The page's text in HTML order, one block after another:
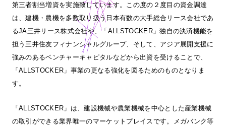
第三者割当増資を実施致しています。この度の２度目の資金調達
は、建機・農機を多数取り扱う日本有数の大手総合リース会社であ
るJA三井リース株式会社や、「ALLSTOCKER」独自の決済機能を
担う三井住友フィナンシャルグループ、そして、アジア展開支援に
強みのあるベンチャーキャピタルなどから出資を受けることで、
「ALLSTOCKER」事業の更なる強化を図るためのものとなりま
す。
「ALLSTOCKER」は、建設機械や農業機械を中心とした産業機械
の取引ができる業界唯一のマーケットプレイスです。メガバンク等